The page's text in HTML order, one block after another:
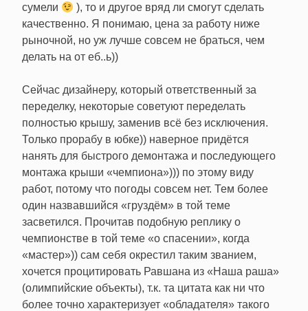
сумели
), то и другое вряд ли смогут сделать
качественно. Я понимаю, цена за работу ниже
рыночной, но уж лучше совсем не браться, чем
делать на от еб..ь))
Сейчас дизайнеру, который ответственный за
переделку, некоторые советуют переделать
полностью крышу, заменив всё без исключения.
Только прорабу в юбке)) наверное придётся
нанять для быстрого демонтажа и последующего
монтажа крыши «чемпиона»))) по этому виду
работ, потому что погоды совсем нет. Тем более
один назвавшийся «груздём» в той теме
засветился. Прочитав подобную реплику о
чемпионстве в той теме «о спасении», когда
«мастер»)) сам себя окрестил таким званием,
хочется процитировать Равшана из «Наша раша»
(олимпийские объекты), т.к. та цитата как ни что
более точно характеризует «обладателя» такого